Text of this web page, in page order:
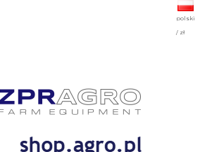
polski
/ zł